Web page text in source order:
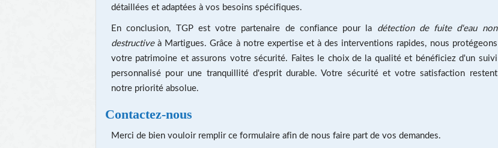
détaillées et adaptées à vos besoins spécifiques.
En conclusion, TGP est votre partenaire de confiance pour la détection de fuite d'eau non
destructiveà Martigues. Grâce à notre expertise et à des interventions rapides, nous protégeons
votre patrimoine et assurons votre sécurité. Faites le choix de la qualité et bénéficiez d'un suivi
personnalisé pour une tranquillité d'esprit durable. Votre sécurité et votre satisfaction restent
notre priorité absolue.
Contactez-nous
Merci de bien vouloir remplir ce formulaire afin de nous faire part de vos demandes.